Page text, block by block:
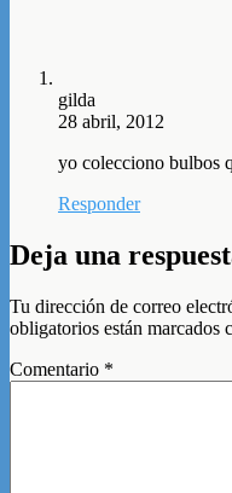
gilda
28 abril, 2012
yo colecciono bulbos
Responder
Deja una
Tu dirección de correo
obligatorios están marcados
Comentario *